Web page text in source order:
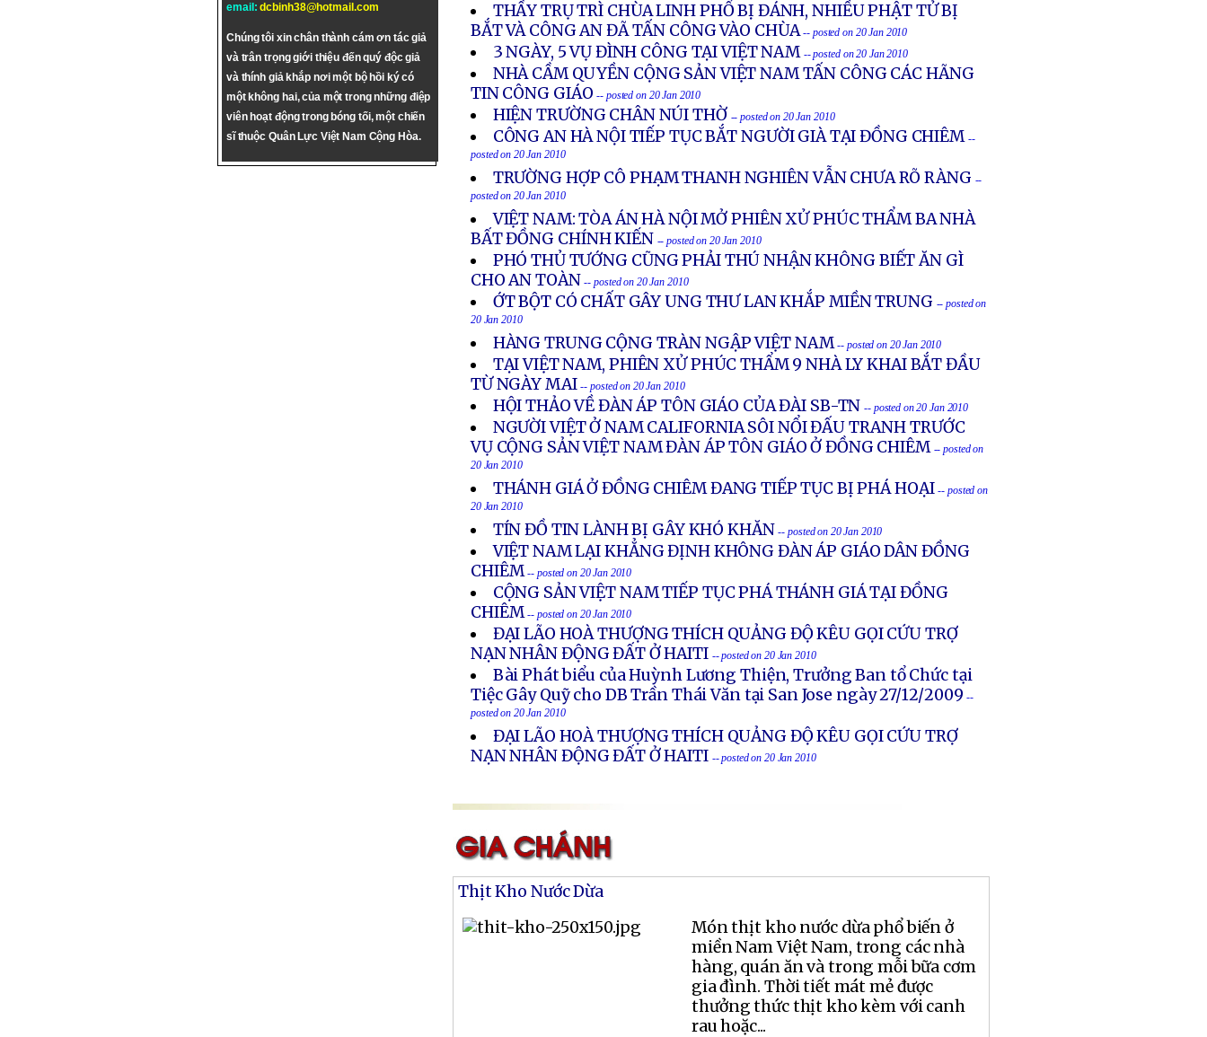
email:dcbinh38@hotmail.com
Chúng tôi xin chân thành cám ơn tác giả
và trân trọng giới thiệu đến quý độc giả
và thính giả khắp nơi một bộ hồi ký có
một không hai, của một trong những điệp
viên hoạt động trong bóng tối, một chiến
sĩ thuộc Quân Lực Việt Nam Cộng Hòa.
THẦY TRỤ TRÌ CHÙA LINH PHỔ BỊ ĐÁNH, NHIỀU PHẬT TỬ BỊ
BẮT VÀ CÔNG AN ĐÃ TẤN CÔNG VÀO CHÙA -- posted on 20 Jan 2010
3 NGÀY, 5 VỤ ĐÌNH CÔNG TẠI VIỆT NAM -- posted on 20 Jan 2010
NHÀ CẦM QUYỀN CỘNG SẢN VIỆT NAM TẤN CÔNG CÁC HÃNG
TIN CÔNG GIÁO -- posted on 20 Jan 2010
HIỆN TRƯỜNG CHÂN NÚI THỜ -- posted on 20 Jan 2010
CÔNG AN HÀ NỘI TIẾP TỤC BẮT NGƯỜI GIÀ TẠI ĐỒNG CHIÊM --
posted on 20 Jan 2010
TRƯỜNG HỢP CÔ PHẠM THANH NGHIÊN VẪN CHƯA RÕ RÀNG --
posted on 20 Jan 2010
VIỆT NAM: TÒA ÁN HÀ NỘI MỞ PHIÊN XỬ PHÚC THẨM BA NHÀ
BẤT ĐỒNG CHÍNH KIẾN -- posted on 20 Jan 2010
PHÓ THỦ TƯỚNG CŨNG PHẢI THÚ NHẬN KHÔNG BIẾT ĂN GÌ
CHO AN TOÀN -- posted on 20 Jan 2010
ỚT BỘT CÓ CHẤT GÂY UNG THƯ LAN KHẮP MIỀN TRUNG -- posted on
20 Jan 2010
HÀNG TRUNG CỘNG TRÀN NGẬP VIỆT NAM -- posted on 20 Jan 2010
TẠI VIỆT NAM, PHIÊN XỬ PHÚC THẨM 9 NHÀ LY KHAI BẮT ĐẦU
TỪ NGÀY MAI -- posted on 20 Jan 2010
HỘI THẢO VỀ ĐÀN ÁP TÔN GIÁO CỦA ĐÀI SB-TN -- posted on 20 Jan 2010
NGƯỜI VIỆT Ở NAM CALIFORNIA SÔI NỔI ĐẤU TRANH TRƯỚC
VỤ CỘNG SẢN VIỆT NAM ĐÀN ÁP TÔN GIÁO Ở ĐỒNG CHIÊM -- posted on
20 Jan 2010
THÁNH GIÁ Ở ĐỒNG CHIÊM ĐANG TIẾP TỤC BỊ PHÁ HOẠI -- posted on
20 Jan 2010
TÍN ĐỒ TIN LÀNH BỊ GÂY KHÓ KHĂN -- posted on 20 Jan 2010
VIỆT NAM LẠI KHẲNG ĐỊNH KHÔNG ĐÀN ÁP GIÁO DÂN ĐỒNG
CHIÊM -- posted on 20 Jan 2010
CỘNG SẢN VIỆT NAM TIẾP TỤC PHÁ THÁNH GIÁ TẠI ĐỒNG
CHIÊM -- posted on 20 Jan 2010
ĐẠI LÃO HOÀ THƯỢNG THÍCH QUẢNG ĐỘ KÊU GỌI CỨU TRỢ
NẠN NHÂN ĐỘNG ĐẤT Ở HAITI -- posted on 20 Jan 2010
Bài Phát biểu của Huỳnh Lương Thiện, Trưởng Ban tổ Chức tại
Tiệc Gây Quỹ cho DB Trần Thái Văn tại San Jose ngày 27/12/2009 --
posted on 20 Jan 2010
ĐẠI LÃO HOÀ THƯỢNG THÍCH QUẢNG ĐỘ KÊU GỌI CỨU TRỢ
NẠN NHÂN ĐỘNG ĐẤT Ở HAITI -- posted on 20 Jan 2010
Thịt Kho Nước Dừa
Món thịt kho nước dừa phổ biến ở
miền Nam Việt Nam, trong các nhà
hàng, quán ăn và trong mỗi bữa cơm
gia đình. Thời tiết mát mẻ được
thưởng thức thịt kho kèm với canh
rau hoặc...